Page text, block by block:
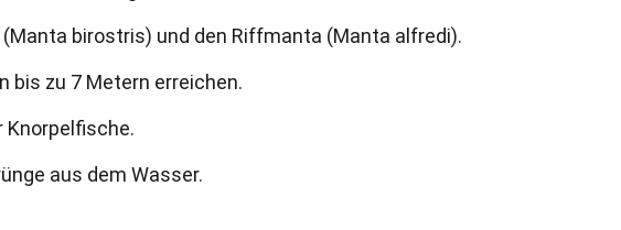
birostris) und den Riffmanta (Manta alfredi).
bis zu 7 Metern erreichen.
Knorpelfische.
aus dem Wasser.